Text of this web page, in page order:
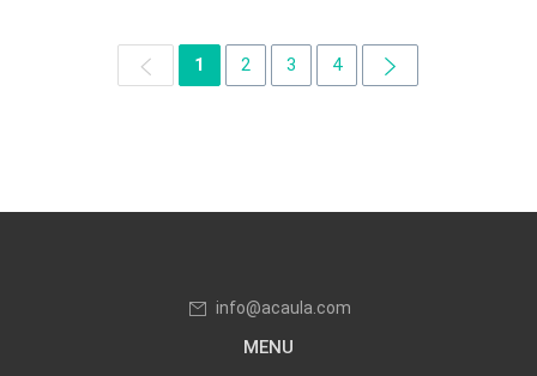
1 2 3 4
info@acaula.com
MENU